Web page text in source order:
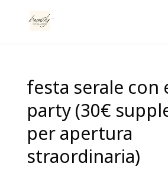
festa serale con
party (30€
per apertura
straordinaria)